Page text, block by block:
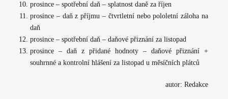
prosince – spotřební daň – splatnost daně za říjen
prosince – daň z příjmu – čtvrtletní nebo pololetní záloha na
daň
prosince – spotřební daň – daňové přiznání za listopad
prosince – daň z přidané hodnoty – daňové přiznání +
souhrnné a kontrolní hlášení za listopad u měsíčních plátců
autor: Redakce